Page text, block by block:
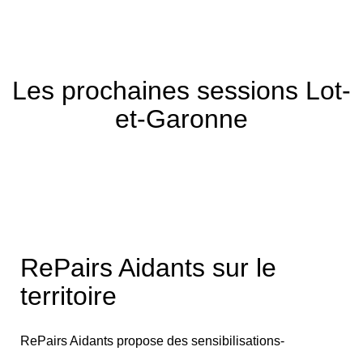
Les prochaines sessions Lot-
et-Garonne
RePairs Aidants sur le
territoire
RePairs Aidants propose des sensibilisations-